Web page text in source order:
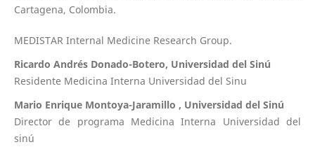
Cartagena, Colombia.
MEDISTAR Internal Medicine Research Group.
Ricardo Andrés Donado-Botero, Universidad del Sinú
Residente Medicina Interna Universidad del Sinu
Mario Enrique Montoya-Jaramillo , Universidad del Sinú
Director de programa Medicina Interna Universidad del
sinú